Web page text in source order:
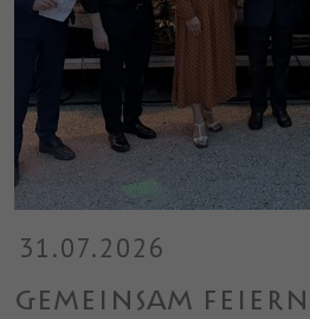
31.07.2026
Gemeinsam